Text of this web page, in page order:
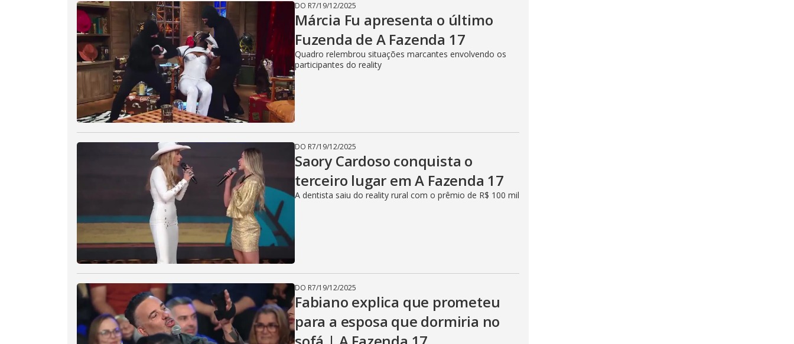
DO R7/19/12/2025
Márcia Fu apresenta o último
Fuzenda de A Fazenda 17
Quadro relembrou situações marcantes envolvendo os
participantes do reality
DO R7/19/12/2025
Saory Cardoso conquista o
terceiro lugar em A Fazenda 17
A dentista saiu do reality rural com o prêmio de R$ 100 mil
DO R7/19/12/2025
Fabiano explica que prometeu
para a esposa que dormiria no